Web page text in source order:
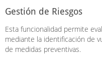
Gestión de Riesgos
Esta funcionalidad permite
mediante la identificación de
de medidas preventivas.